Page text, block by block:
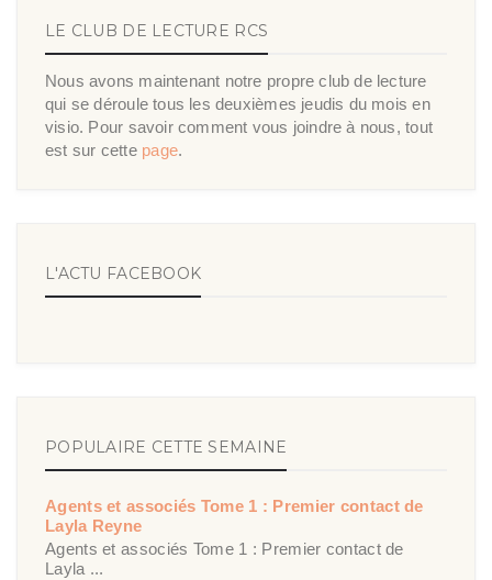
LE CLUB DE LECTURE RCS
Nous avons maintenant notre propre club de lecture
qui se déroule tous les deuxièmes jeudis du mois en
visio. Pour savoir comment vous joindre à nous, tout
est sur cette page.
L'ACTU FACEBOOK
POPULAIRE CETTE SEMAINE
Agents et associés Tome 1 : Premier contact de
Layla Reyne
Agents et associés Tome 1 : Premier contact de
Layla ...